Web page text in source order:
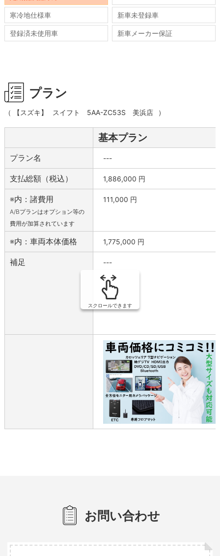
寒冷地仕様車 新車未登録車
登録済未使用車 新車メーカー保証
プラン
（ 【スズキ】 スイフト 5AA-ZC53S 美浜店 ）
基本プラン
プラン名 ---
支払総額（税込） 1,886,000 円
※内：諸費用
A/Bプランはオプション等の
費用が加算されています
111,000 円
※内：車両本体価格 1,775,000 円
補足 ---
スクロールできます
お問い合わせ